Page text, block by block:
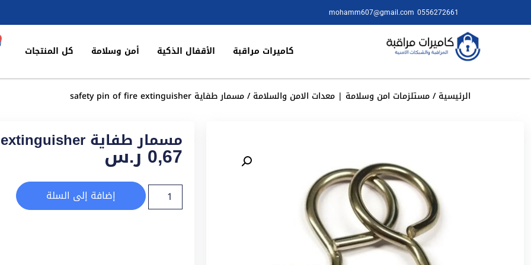
0556272661
mohamm607@gmail.com
كاميرات مراقبة الأقفال الذكية أمن وسلامة كل المنتجات
الرئيسية/مستلزمات امن وسلامة | معدات الامن والسلامة/ مسمار طفاية safety pin of fire extinguisher
مسمار طفاية safety pin of fire extinguisher
0,67ر.س
إضافة إلى السلة